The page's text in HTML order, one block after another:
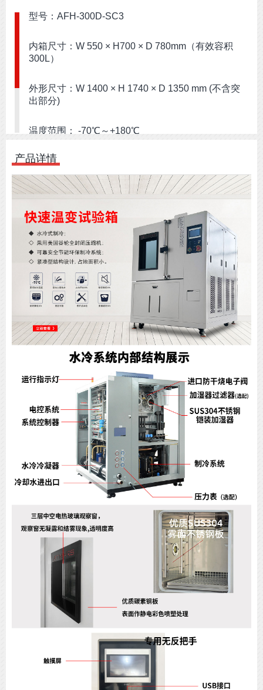
型号：AFH-300D-SC3
内箱尺寸：W 550 × H700 × D 780mm（有效容积
300L）
外形尺寸：W 1400 × H 1740 × D 1350 mm (不含突
出部分)
温度范围： -70℃～+180℃
温度波动度：≦±0.5℃
湿度波动度：±0.5℃
产品详情